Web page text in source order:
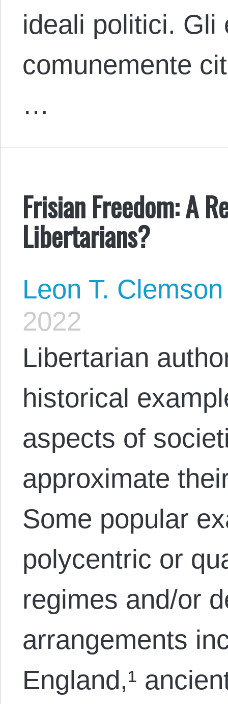
ideali politici. Gli
comunemente
…
Frisian Freedom: A
Libertarians?
Leon T. Clemson
2022
Libertarian
historical
aspects of
approximate
Some popular
polycentric or
regimes and/or
arrangements
England,¹